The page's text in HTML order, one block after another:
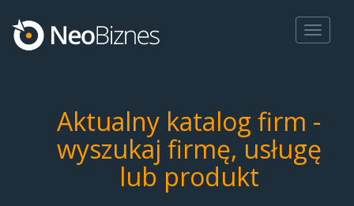
Toggle
Aktualny katalog firm -
wyszukaj firmę, usługę
lub produkt